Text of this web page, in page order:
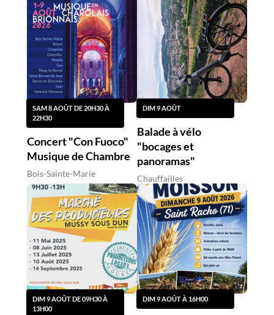
SAM 8 AOÛT DE 20H30 À
22H30
Concert "Con Fuoco"
Musique de Chambre
Bois-Sainte-Marie
DIM 9 AOÛT
Balade à vélo
"bocages et
panoramas"
Chauffailles
DIM 9 AOÛT DE 09H30 À
13H00
DIM 9 AOÛT À 16H00